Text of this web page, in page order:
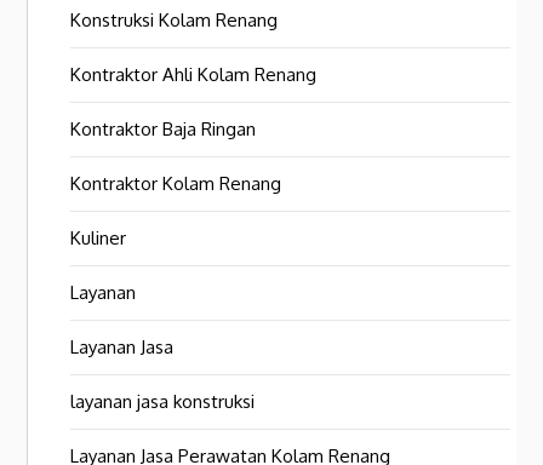
Konstruksi Kolam Renang
Kontraktor Ahli Kolam Renang
Kontraktor Baja Ringan
Kontraktor Kolam Renang
Kuliner
Layanan
Layanan Jasa
layanan jasa konstruksi
Layanan Jasa Perawatan Kolam Renang